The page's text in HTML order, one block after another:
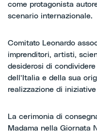
come protagonista
scenario internazionale.
Comitato Leonardo
imprenditori, artisti,
desiderosi di
dell’Italia e della sua
realizzazione di
La cerimonia di
Madama nella Giornata